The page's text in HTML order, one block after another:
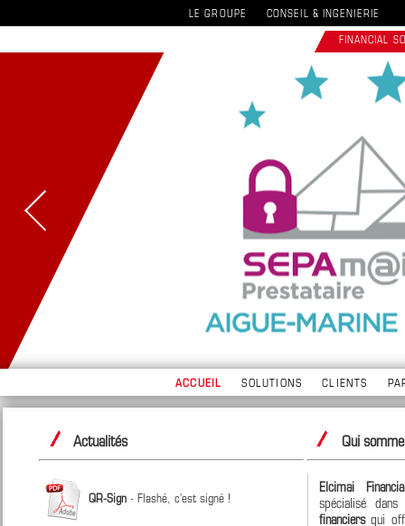
LE GROUPE CONSEIL & INGENIERIE
FINANCIAL
ACCUEIL SOLUTIONS CLIENTS
Actualités
QR-Sign - Flashé, c'est signé !
Qui
Elcimai
spécialisé
financiersqui